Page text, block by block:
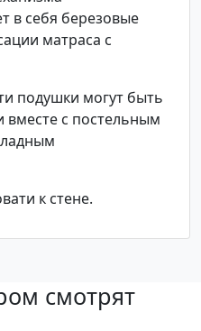
в себя березовые
матраса с
подушки могут быть
с постельным
к стене.
смотрят